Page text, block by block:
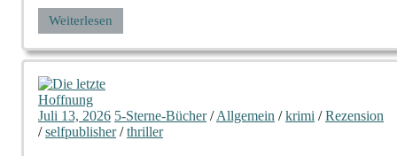
Weiterlesen
Juli 13, 2026 5-Sterne-Bücher/Allgemein /krimi /Rezension
/selfpublisher/thriller